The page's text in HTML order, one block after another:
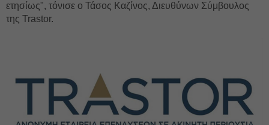
ετησίως", τόνισε ο Τάσος Καζίνος, Διευθύνων Σύμβουλος
της Trastor.